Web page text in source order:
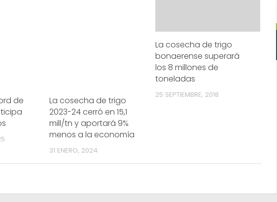
de
La cosecha de trigo
2023-24 cerró en 15,1
mill/tn y aportará 9%
menos a la economía
31 ENERO, 2024
La cosecha de trigo
bonaerense superará
los 8 millones de
toneladas
25 SEPTIEMBRE, 2018